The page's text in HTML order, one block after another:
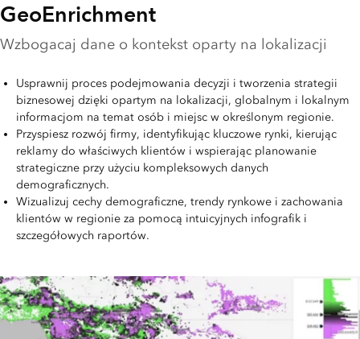
GeoEnrichment
Wzbogacaj dane o kontekst oparty na lokalizacji
Usprawnij proces podejmowania decyzji i tworzenia strategii
biznesowej dzięki opartym na lokalizacji, globalnym i lokalnym
informacjom na temat osób i miejsc w określonym regionie.
Przyspiesz rozwój firmy, identyfikując kluczowe rynki, kierując
reklamy do właściwych klientów i wspierając planowanie
strategiczne przy użyciu kompleksowych danych
demograficznych.
Wizualizuj cechy demograficzne, trendy rynkowe i zachowania
klientów w regionie za pomocą intuicyjnych infografik i
szczegółowych raportów.